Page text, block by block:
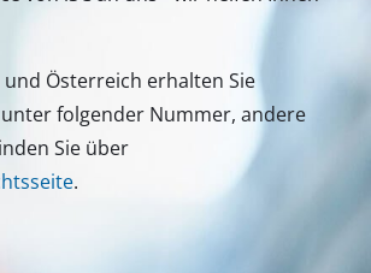
Österreich erhalten Sie
folgender Nummer, andere
Sie über
.